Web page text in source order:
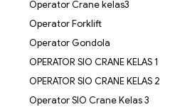
Operator Crane kelas3
Operator Forklift
Operator Gondola
OPERATOR SIO CRANE KELAS 1
OPERATOR SIO CRANE KELAS 2
Operator SIO Crane Kelas 3